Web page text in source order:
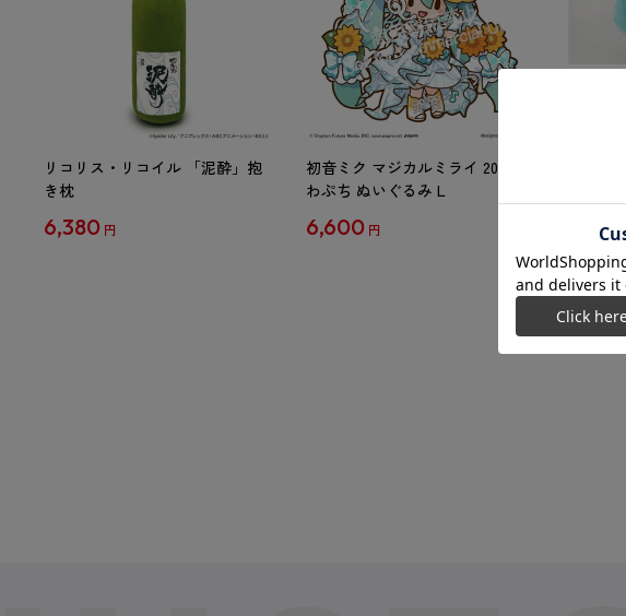
リコリス・リコイル 「泥酔」抱
き枕
6,380 円
初音ミク マジカルミライ 2026 ふ
わぷち ぬいぐるみ L
6,600 円
白猫